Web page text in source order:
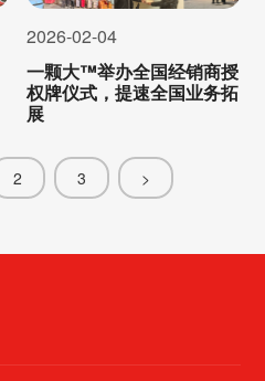
2026-02-04
一颗大™举办全国经销商授
权牌仪式，提速全国业务拓
展
2 3 >